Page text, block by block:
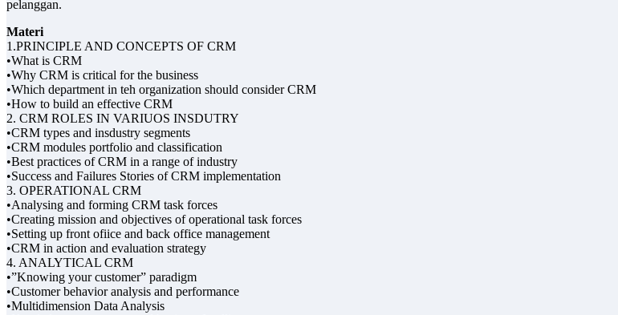
pelanggan.
Materi
1.PRINCIPLE AND CONCEPTS OF CRM
•What is CRM
•Why CRM is critical for the business
•Which department in teh organization should consider CRM
•How to build an effective CRM
2. CRM ROLES IN VARIUOS INSDUTRY
•CRM types and insdustry segments
•CRM modules portfolio and classification
•Best practices of CRM in a range of industry
•Success and Failures Stories of CRM implementation
3. OPERATIONAL CRM
•Analysing and forming CRM task forces
•Creating mission and objectives of operational task forces
•Setting up front ofiice and back office management
•CRM in action and evaluation strategy
4. ANALYTICAL CRM
•”Knowing your customer” paradigm
•Customer behavior analysis and performance
•Multidimension Data Analysis